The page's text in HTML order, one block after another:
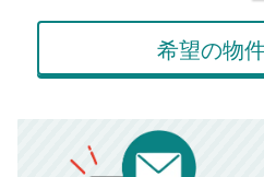
返済シミュレー
計算
00万円
希望の物